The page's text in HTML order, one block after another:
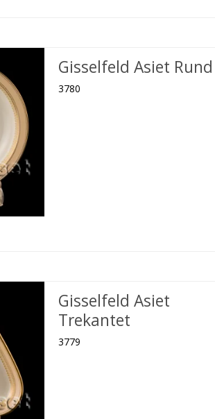
Gisselfeld Asiet Rund
3780
Gisselfeld Asiet
Trekantet
3779